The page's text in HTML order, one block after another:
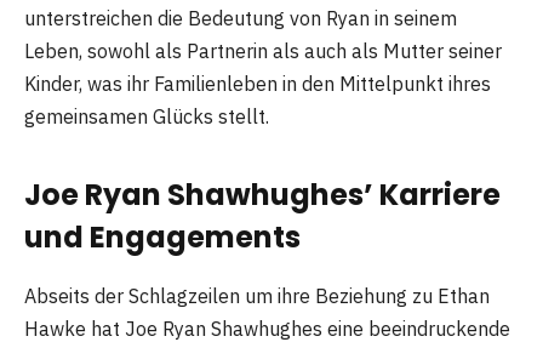
unterstreichen die Bedeutung von Ryan in seinem
Leben, sowohl als Partnerin als auch als Mutter seiner
Kinder, was ihr Familienleben in den Mittelpunkt ihres
gemeinsamen Glücks stellt​​.
Joe Ryan Shawhughes’ Karriere
und Engagements
Abseits der Schlagzeilen um ihre Beziehung zu Ethan
Hawke hat Joe Ryan Shawhughes eine beeindruckende